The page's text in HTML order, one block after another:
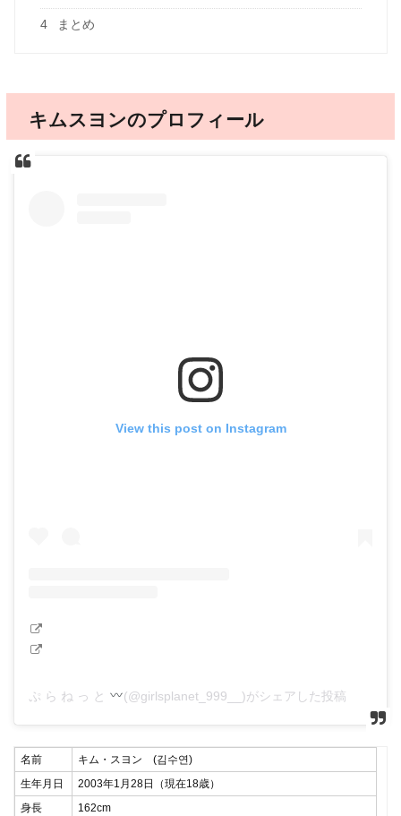
4 まとめ
キムスヨンのプロフィール
View this post on Instagram
ぷ ら ね っ と (@girlsplanet_999__)がシェアした投稿
名前
キム・スヨン (김수연)
生年月日
2003年1月28日（現在18歳）
身長
162cm